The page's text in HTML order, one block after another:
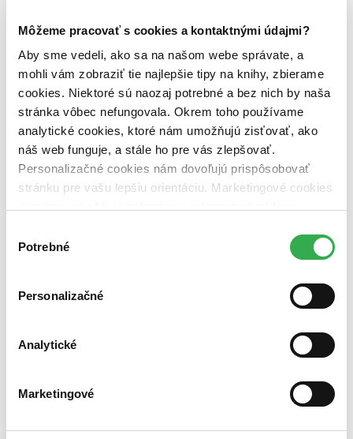
Môžeme pracovať s cookies a kontaktnými údajmi?
Aby sme vedeli, ako sa na našom webe správate, a
mohli vám zobraziť tie najlepšie tipy na knihy, zbierame
cookies. Niektoré sú naozaj potrebné a bez nich by naša
stránka vôbec nefungovala. Okrem toho používame
analytické cookies, ktoré nám umožňujú zisťovať, ako
náš web funguje, a stále ho pre vás zlepšovať.
Personalizačné cookies nám dovoľujú prispôsobovať
stránku pre vašu lepšiu orientáciu. Marketingové cookies
nám pomohlo, keby sme mohli používať všetky tieto
súhlasu
Potrebné
Personalizačné
Analytické
Marketingové
predpredaj (0 titulov)predpredaj
pripravujeme (0 titulov)pripravujeme
dostupná (bez vypredaných) (0 titulov)dostupná (bez
Nové / čítané
nová (0 titulov)nová
čítaná (0 titulov) čítaná
čítaná - výborný stav (0 titulov)
čítaná - výborný stav
čítaná - mierne opotrebovaná (0 titulov)čítaná - mierne
opotrebovaná
Zúžiť výber
Najdrahšie
Najvyššia zľava